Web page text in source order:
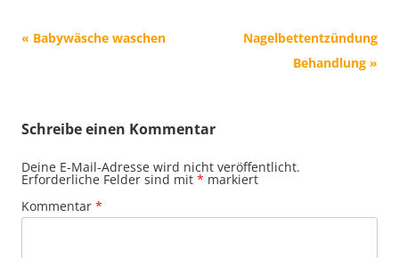
Beitrags-
« Babywäsche waschen
Nagelbettentzündung
Behandlung »
Schreibe einen Kommentar
Deine E-Mail-Adresse wird nicht veröffentlicht.
Erforderliche Felder sind mit * markiert
Kommentar *